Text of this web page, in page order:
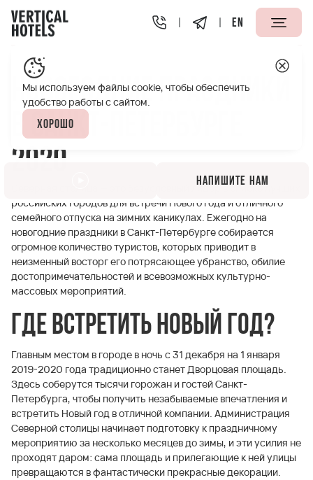
EN
Апарт-отели Vertical
Новогодние праздники
в Санкт-Петербурге
2020
Северная столица — это безусловный лидер в списке лучших
российских городов для встречи Нового года и отличного
семейного отпуска на зимних каникулах. Ежегодно на
новогодние праздники в Санкт-Петербурге собирается
огромное количество туристов, которых приводит в
неизменный восторг его потрясающее убранство, обилие
достопримечательностей и всевозможных культурно-
массовых мероприятий.
Где встретить Новый год?
Главным местом в городе в ночь с 31 декабря на 1 января
2019-2020 года традиционно станет Дворцовая площадь.
Здесь соберутся тысячи горожан и гостей Санкт-
Петербурга, чтобы получить незабываемые впечатления и
встретить Новый год в отличной компании. Администрация
Северной столицы начинает подготовку к праздничному
мероприятию за несколько месяцев до зимы, и эти усилия не
проходят даром: сама площадь и прилегающие к ней улицы
превращаются в фантастически прекрасные декорации.
Мы используем файлы cookie, чтобы обеспечить
удобство работы с сайтом.
Хорошо
Напишите нам